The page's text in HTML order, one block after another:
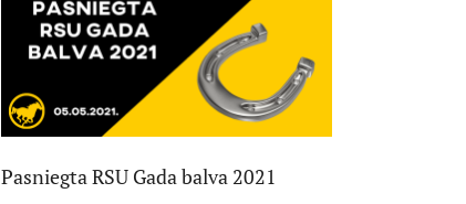
Pasniegta RSU Gada balva 2021